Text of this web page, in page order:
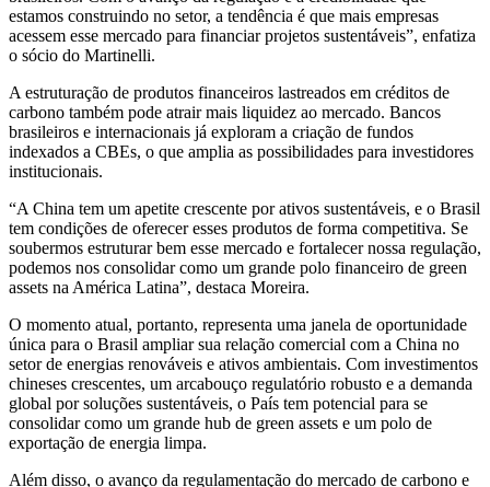
estamos construindo no setor, a tendência é que mais empresas
acessem esse mercado para financiar projetos sustentáveis”, enfatiza
o sócio do Martinelli.
A estruturação de produtos financeiros lastreados em créditos de
carbono também pode atrair mais liquidez ao mercado. Bancos
brasileiros e internacionais já exploram a criação de fundos
indexados a CBEs, o que amplia as possibilidades para investidores
institucionais.
“A China tem um apetite crescente por ativos sustentáveis, e o Brasil
tem condições de oferecer esses produtos de forma competitiva. Se
soubermos estruturar bem esse mercado e fortalecer nossa regulação,
podemos nos consolidar como um grande polo financeiro de green
assets na América Latina”, destaca Moreira.
O momento atual, portanto, representa uma janela de oportunidade
única para o Brasil ampliar sua relação comercial com a China no
setor de energias renováveis e ativos ambientais. Com investimentos
chineses crescentes, um arcabouço regulatório robusto e a demanda
global por soluções sustentáveis, o País tem potencial para se
consolidar como um grande hub de green assets e um polo de
exportação de energia limpa.
Além disso, o avanço da regulamentação do mercado de carbono e